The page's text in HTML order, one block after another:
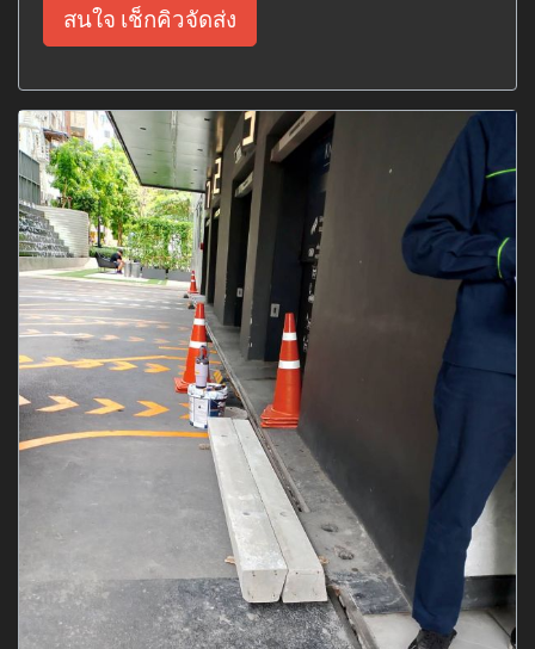
สนใจ เช็กคิวจัดส่ง